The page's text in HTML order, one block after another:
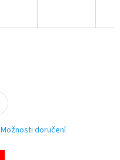
Možnosti doručení